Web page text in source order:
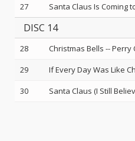
27 Santa Claus Is Coming
DISC 14
28 Christmas Bells --Perry
29
If Every Day Was Like
30
Santa Claus (I Still